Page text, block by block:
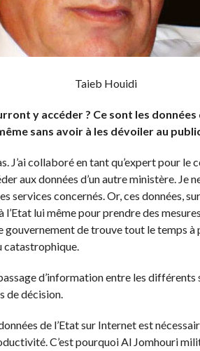
Taieb Houidi
y accéder ? Ce sont les
sans avoir à les dévoiler au
J’ai collaboré en tant qu’expert pour
aux données d’un autre ministère. Je
services concernés. Or, ces données,
l’Etat lui même pour prendre des
gouvernement de trouve tout le temps
catastrophique.
d’information entre les différents
de décision.
de l’Etat sur Internet est
C’est pourquoi Al Jomhouri